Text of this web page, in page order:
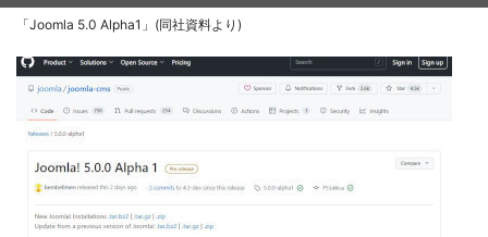
「Joomla 5.0 Alpha1」(同社資料より)